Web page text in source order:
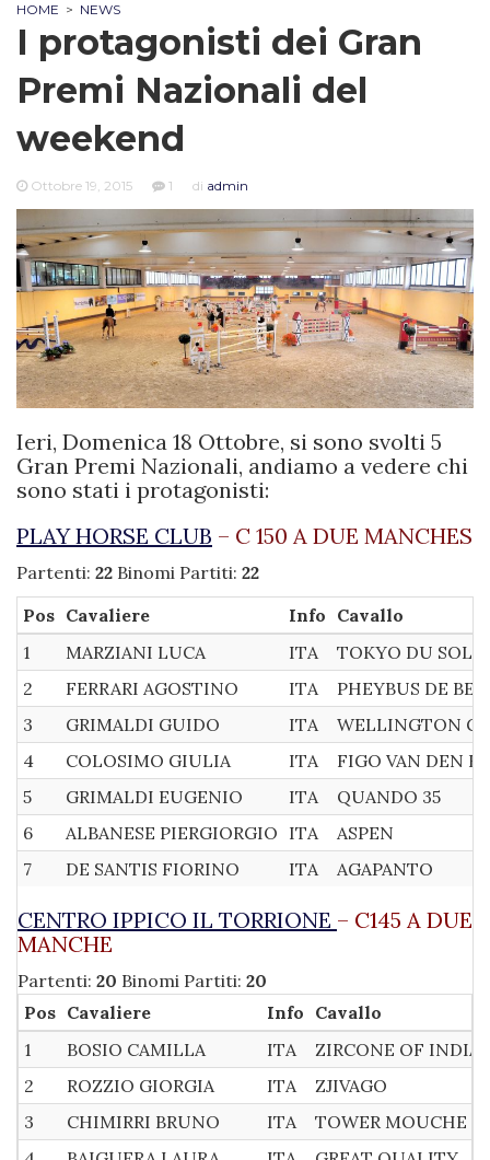
HOME > NEWS
I protagonisti dei Gran
Premi Nazionali del
weekend
Ottobre 19, 2015 1 di admin
Ieri, Domenica 18 Ottobre, si sono svolti 5
Gran Premi Nazionali, andiamo a vedere chi
sono stati i protagonisti:
PLAY HORSE CLUB – C 150 A DUE MANCHES
Partenti: 22 Binomi Partiti: 22
Pos Cavaliere Info Cavallo
1
MARZIANI LUCA ITA
TOKYO DU
2
FERRARI AGOSTINO ITA
PHEYBUS DE
3
GRIMALDI GUIDO ITA
WELLINGTON
4
COLOSIMO GIULIA ITA
FIGO VAN DEN
5
GRIMALDI EUGENIO ITA
QUANDO 35
6
ALBANESE PIERGIORGIO ITA
ASPEN
7
DE SANTIS FIORINO ITA AGAPANTO
CENTRO IPPICO IL TORRIONE – C145 A DUE
MANCHE
Partenti: 20 Binomi Partiti: 20
Pos Cavaliere Info Cavallo
1
BOSIO CAMILLA ITA
ZIRCONE OF INDIA
2
ROZZIO GIORGIA ITA
ZJIVAGO
3
CHIMIRRI BRUNO ITA
TOWER MOUCHE